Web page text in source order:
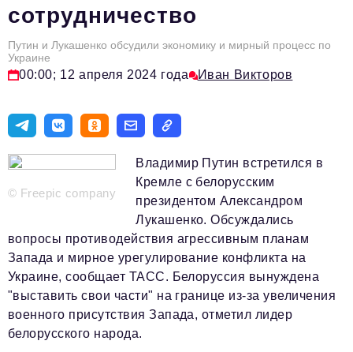
Инфраструктура развития
Технологии и тренды
Туризм
Мероприятия
Авторские материалы
Видео
+7 495 727-01-67
Электронные почты редакции:
Информационный отдел
info@business-magazine.online
Отдел рекламы
reklama@business-magazine.online
сотрудничество
Путин и Лукашенко обсудили экономику и мирный процесс по
Украине
00:00; 12 апреля 2024 года Иван Викторов
© Freepic company
Владимир Путин встретился в
Кремле с белорусским
президентом Александром
Лукашенко. Обсуждались
вопросы противодействия агрессивным планам
Запада и мирное урегулирование конфликта на
Украине, сообщает ТАСС. Белоруссия вынуждена
"выставить свои части" на границе из-за увеличения
военного присутствия Запада, отметил лидер
белорусского народа.